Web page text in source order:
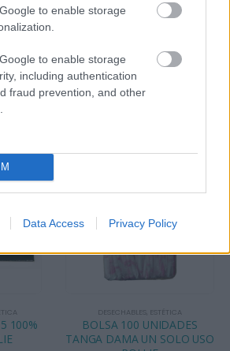
to enable storage
to enable storage
including authentication
fraud prevention, and other
Data Access Privacy Policy
de
100%
DESECHABLES ESTÉTICA
BOLSA 100 UNIDADES
TANGA DAMA UN SOLO USO